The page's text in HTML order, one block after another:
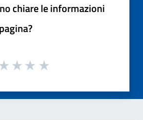
chiare le informazioni